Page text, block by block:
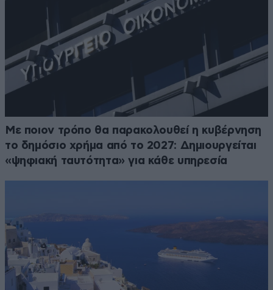
Με ποιον τρόπο θα παρακολουθεί η κυβέρνηση
το δημόσιο χρήμα από το 2027: Δημιουργείται
«ψηφιακή ταυτότητα» για κάθε υπηρεσία